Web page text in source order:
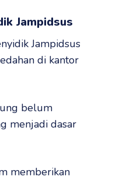
Jampidsus
Jampidsus
di kantor
belum
menjadi dasar
memberikan